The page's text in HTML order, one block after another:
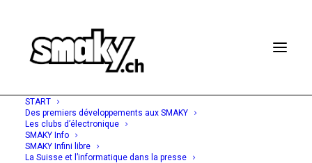
START
Des premiers développements aux SMAKY
Les clubs d’électronique
SMAKY Info
SMAKY Infini libre
La Suisse et l’informatique dans la presse
8 SEPTEMBRE 1975